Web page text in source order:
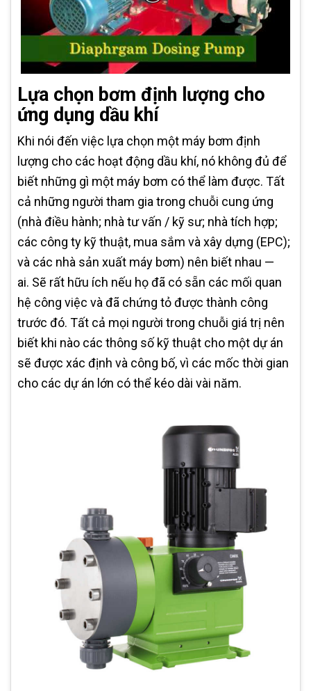
Lựa chọn bơm định lượng cho
ứng dụng dầu khí
Khi nói đến việc lựa chọn một máy bơm định
lượng cho các hoạt động dầu khí, nó không đủ để
biết những gì một máy bơm có thể làm được. Tất
cả những người tham gia trong chuỗi cung ứng
(nhà điều hành; nhà tư vấn / kỹ sư; nhà tích hợp;
các công ty kỹ thuật, mua sắm và xây dựng (EPC);
và các nhà sản xuất máy bơm) nên biết nhau —
ai. Sẽ rất hữu ích nếu họ đã có sẵn các mối quan
hệ công việc và đã chứng tỏ được thành công
trước đó. Tất cả mọi người trong chuỗi giá trị nên
biết khi nào các thông số kỹ thuật cho một dự án
sẽ được xác định và công bố, vì các mốc thời gian
cho các dự án lớn có thể kéo dài vài năm.